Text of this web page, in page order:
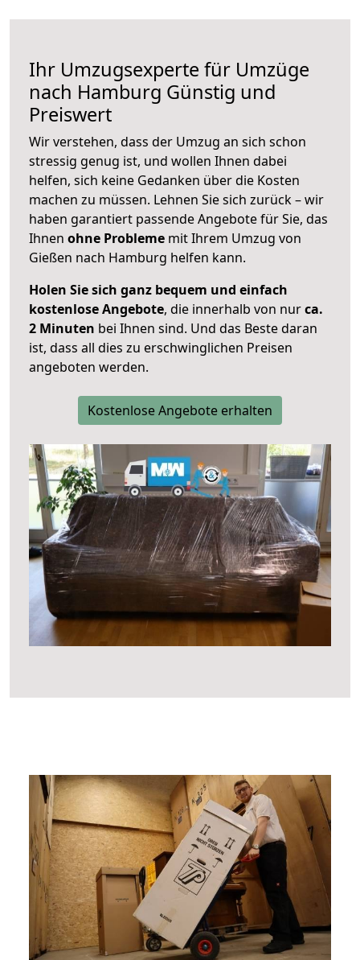
Ihr Umzugsexperte für Umzüge
nach Hamburg Günstig und
Preiswert
Wir verstehen, dass der Umzug an sich schon
stressig genug ist, und wollen Ihnen dabei
helfen, sich keine Gedanken über die Kosten
machen zu müssen. Lehnen Sie sich zurück – wir
haben garantiert passende Angebote für Sie, das
Ihnen ohne Probleme mit Ihrem Umzug von
Gießen nach Hamburg helfen kann.
Holen Sie sich ganz bequem und einfach
kostenlose Angebote, die innerhalb von nurca.
2 Minuten bei Ihnen sind. Und das Beste daran
ist, dass all dies zu erschwinglichen Preisen
angeboten werden.
Kostenlose Angebote erhalten